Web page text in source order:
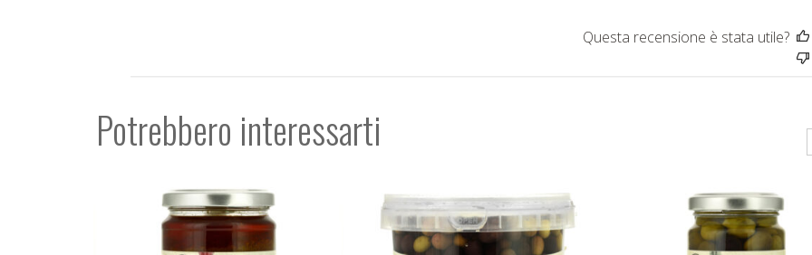
Questa recensione è stata utile?
Potrebbero interessarti